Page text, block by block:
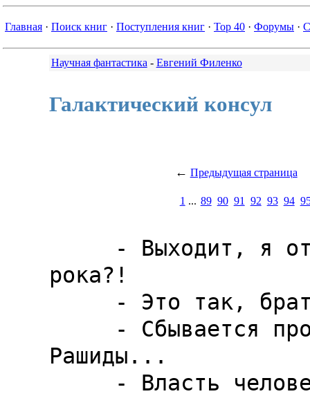
Главная · Поиск книг · Поступления книг · Top 40 · Форумы ·
Научная фантастика - Евгений Филенко
Галактический консул
← Предыдущая страница
1 ... 89 90 91 92 93 94
рока?!
Рашиды...